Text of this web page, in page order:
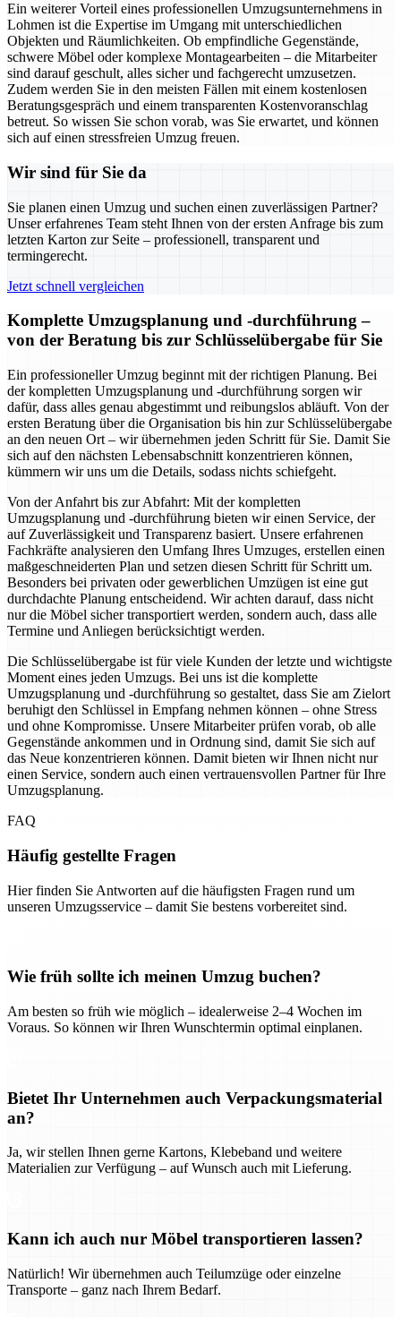
Ein weiterer Vorteil eines professionellen Umzugsunternehmens in
Lohmen ist die Expertise im Umgang mit unterschiedlichen
Objekten und Räumlichkeiten. Ob empfindliche Gegenstände,
schwere Möbel oder komplexe Montagearbeiten – die Mitarbeiter
sind darauf geschult, alles sicher und fachgerecht umzusetzen.
Zudem werden Sie in den meisten Fällen mit einem kostenlosen
Beratungsgespräch und einem transparenten Kostenvoranschlag
betreut. So wissen Sie schon vorab, was Sie erwartet, und können
sich auf einen stressfreien Umzug freuen.
Wir sind für Sie da
Sie planen einen Umzug und suchen einen zuverlässigen Partner?
Unser erfahrenes Team steht Ihnen von der ersten Anfrage bis zum
letzten Karton zur Seite – professionell, transparent und
termingerecht.
Jetzt schnell vergleichen
Komplette Umzugsplanung und -durchführung –
von der Beratung bis zur Schlüsselübergabe für Sie
Ein professioneller Umzug beginnt mit der richtigen Planung. Bei
der kompletten Umzugsplanung und -durchführung sorgen wir
dafür, dass alles genau abgestimmt und reibungslos abläuft. Von der
ersten Beratung über die Organisation bis hin zur Schlüsselübergabe
an den neuen Ort – wir übernehmen jeden Schritt für Sie. Damit Sie
sich auf den nächsten Lebensabschnitt konzentrieren können,
kümmern wir uns um die Details, sodass nichts schiefgeht.
Von der Anfahrt bis zur Abfahrt: Mit der kompletten
Umzugsplanung und -durchführung bieten wir einen Service, der
auf Zuverlässigkeit und Transparenz basiert. Unsere erfahrenen
Fachkräfte analysieren den Umfang Ihres Umzuges, erstellen einen
maßgeschneiderten Plan und setzen diesen Schritt für Schritt um.
Besonders bei privaten oder gewerblichen Umzügen ist eine gut
durchdachte Planung entscheidend. Wir achten darauf, dass nicht
nur die Möbel sicher transportiert werden, sondern auch, dass alle
Termine und Anliegen berücksichtigt werden.
Die Schlüsselübergabe ist für viele Kunden der letzte und wichtigste
Moment eines jeden Umzugs. Bei uns ist die komplette
Umzugsplanung und -durchführung so gestaltet, dass Sie am Zielort
beruhigt den Schlüssel in Empfang nehmen können – ohne Stress
und ohne Kompromisse. Unsere Mitarbeiter prüfen vorab, ob alle
Gegenstände ankommen und in Ordnung sind, damit Sie sich auf
das Neue konzentrieren können. Damit bieten wir Ihnen nicht nur
einen Service, sondern auch einen vertrauensvollen Partner für Ihre
Umzugsplanung.
FAQ
Häufig gestellte Fragen
Hier finden Sie Antworten auf die häufigsten Fragen rund um
unseren Umzugsservice – damit Sie bestens vorbereitet sind.
Wie früh sollte ich meinen Umzug buchen?
Am besten so früh wie möglich – idealerweise 2–4 Wochen im
Voraus. So können wir Ihren Wunschtermin optimal einplanen.
Bietet Ihr Unternehmen auch Verpackungsmaterial
an?
Ja, wir stellen Ihnen gerne Kartons, Klebeband und weitere
Materialien zur Verfügung – auf Wunsch auch mit Lieferung.
Kann ich auch nur Möbel transportieren lassen?
Natürlich! Wir übernehmen auch Teilumzüge oder einzelne
Transporte – ganz nach Ihrem Bedarf.